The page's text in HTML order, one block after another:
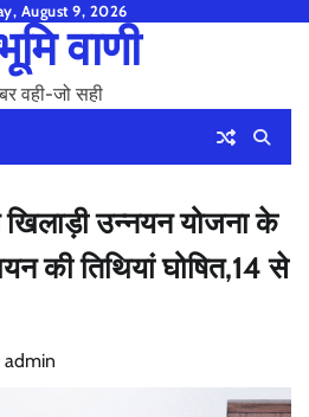
August 9, 2026
वाणी
वही-जो सही
खिलाड़ी उन्नयन योजना के
की तिथियां घोषित,14 से
admin